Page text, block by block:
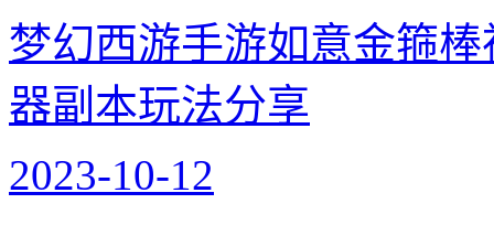
梦幻西游手游如意金箍
器副本玩法分享
2023-10-12